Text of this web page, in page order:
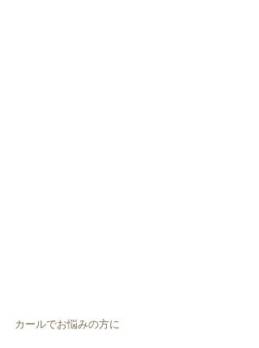
カールでお悩みの方に